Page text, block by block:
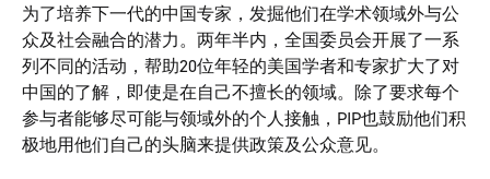
为了培养下一代的中国专家，发掘他们在学术领域外与公
众及社会融合的潜力。两年半内，全国委员会开展了一系
列不同的活动，帮助20位年轻的美国学者和专家扩大了对
中国的了解，即使是在自己不擅长的领域。除了要求每个
参与者能够尽可能与领域外的个人接触，PIP也鼓励他们积
极地用他们自己的头脑来提供政策及公众意见。